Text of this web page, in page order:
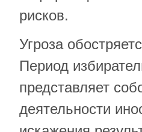
рисков.
Угроза
Период
представляет
деятельности